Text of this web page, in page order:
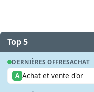
Top 5
DERNIÈRES OFFRESACHAT
A Achat et vente d'or